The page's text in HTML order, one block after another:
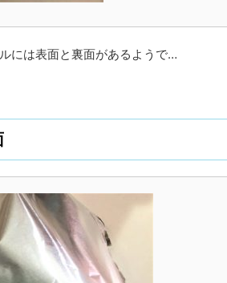
には表面と裏面があるようで…